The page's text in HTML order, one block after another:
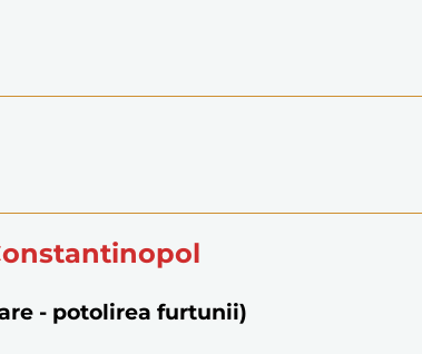
- potolirea furtunii)